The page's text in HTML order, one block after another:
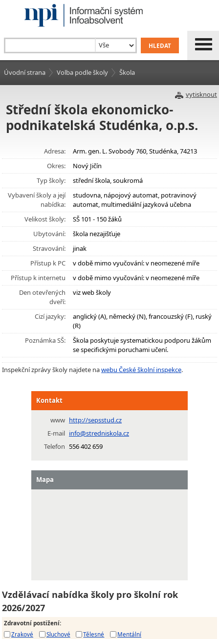
Úvodní strana Volba podle školy Škola
vytisknout
Střední škola ekonomicko-
podnikatelská Studénka, o.p.s.
Adresa:
Arm. gen. L. Svobody 760, Studénka, 74213
Okres:
Nový Jičín
Typ školy:
střední škola, soukromá
Vybavení školy a její
nabídka:
studovna, nápojový automat, potravinový
automat, multimediální jazyková učebna
Velikost školy:
SŠ 101 - 150 žáků
Ubytování:
škola nezajišťuje
Stravování:
jinak
Přístup k PC
v době mimo vyučování: v neomezené míře
Přístup k internetu
v době mimo vyučování: v neomezené míře
Den otevřených
dveří:
viz web školy
Cizí jazyky:
anglický (A), německý (N), francouzský (F), ruský
(R)
Poznámka SŠ:
Škola poskytuje systematickou podporu žákům
se specifickými poruchami učení.
Inspekční zprávy školy najdete nawebu České školní inspekce.
Kontakt
www http://sepsstud.cz
E-mail info@stredniskola.cz
Telefon 556 402 659
Mapa
Vzdělávací nabídka školy pro školní rok
2026/2027
Zdravotní postižení:
Zrakové
Sluchové Tělesné
Mentální